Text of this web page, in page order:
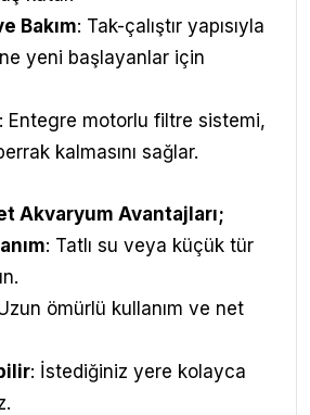
Bakım: Tak-çalıştır yapısıyla
yeni başlayanlar için
: Entegre motorlu filtre sistemi,
kalmasını sağlar.
Akvaryum Avantajları;
: Tatlı su veya küçük tür
ömürlü kullanım ve net
: İstediğiniz yere kolayca